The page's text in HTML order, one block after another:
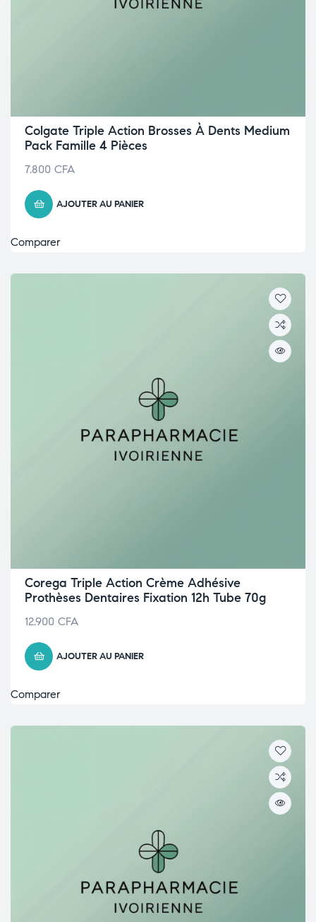
Colgate Triple Action Brosses À Dents Medium
Pack Famille 4 Pièces
7.800 CFA
AJOUTER AU PANIER
Comparer
Corega Triple Action Crème Adhésive
Prothèses Dentaires Fixation 12h Tube 70g
12.900 CFA
AJOUTER AU PANIER
Comparer